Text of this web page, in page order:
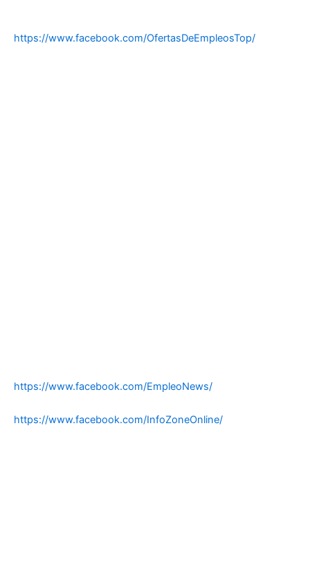
https://www.facebook.com/OfertasDeEmpleosTop/
https://www.facebook.com/EmpleoNews/
https://www.facebook.com/InfoZoneOnline/